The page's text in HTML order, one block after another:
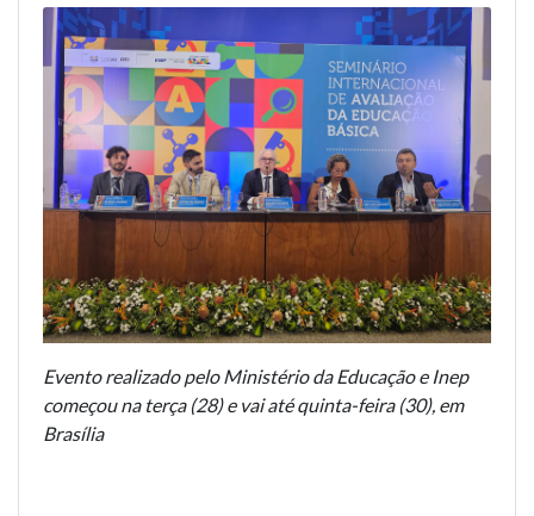
Evento realizado pelo Ministério da Educação e Inep
começou na terça (28) e vai até quinta-feira (30), em
Brasília